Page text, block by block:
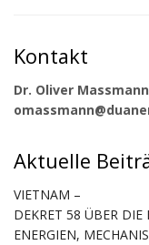
Kontakt
Dr. Oliver Massmann
Aktuelle
VIETNAM –
DEKRET 58 ÜBER DIE
ENERGIEN,